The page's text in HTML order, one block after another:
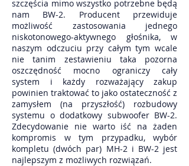
szczęścia mimo wszystko potrzebne będą
nam BW-2. Producent przewiduje
możliwość zastosowania jednego
niskotonowego-aktywnego głośnika, w
naszym odczuciu przy całym tym wcale
nie tanim zestawieniu taka pozorna
oszczędność mocno ograniczy cały
system i każdy rozważający zakup
powinien traktować to jako ostateczność z
zamysłem (na przyszłość) rozbudowy
systemu o dodatkowy subwoofer BW-2.
Zdecydowanie nie warto iść na żaden
kompromis w tym przypadku, wybór
kompletu (dwóch par) MH-2 i BW-2 jest
najlepszym z możliwych rozwiązań.